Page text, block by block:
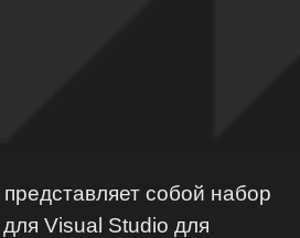
собой набор
Visual Studio для